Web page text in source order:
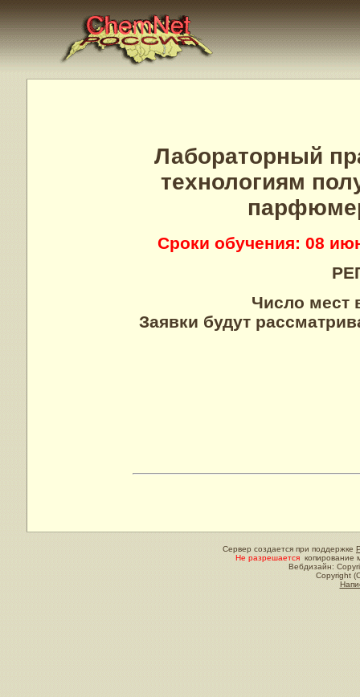
Лабораторный
технологиям
Сроки обучения: 08
Число мест
Заявки будут
Сервер создается при поддержке
Не разрешается копирование
Вебдизайн:
Copyright